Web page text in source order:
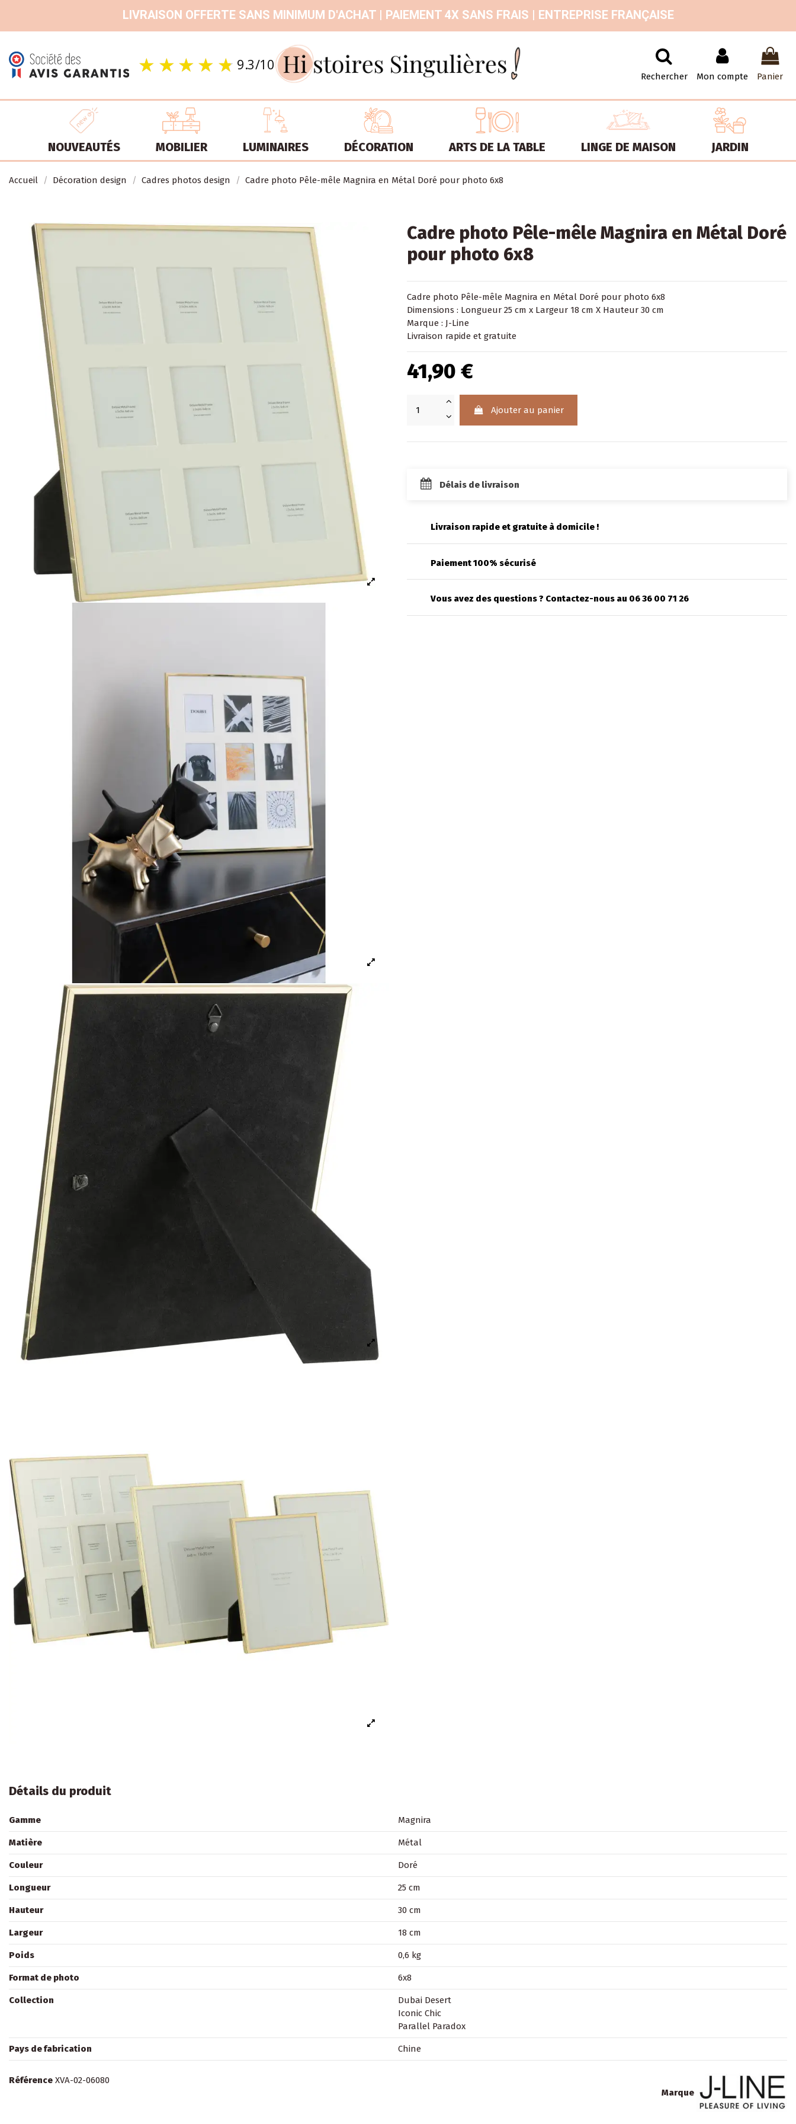
LIVRAISON OFFERTE SANS MINIMUM D'ACHAT | PAIEMENT 4X SANS FRAIS | ENTREPRISE FRANÇAISE
9.3/10 Rechercher Mon compte Panier
NOUVEAUTÉS MOBILIER LUMINAIRES DÉCORATION ARTS DE LA TABLE LINGE DE MAISON JARDIN
Accueil Décoration design Cadres photos design Cadre photo Pêle-mêle Magnira en Métal Doré pour photo 6x8
Cadre photo Pêle-mêle Magnira en Métal Doré
pour photo 6x8
Cadre photo Pêle-mêle Magnira en Métal Doré pour photo 6x8
Dimensions : Longueur 25 cm x Largeur 18 cm X Hauteur 30 cm
Marque : J-Line
Livraison rapide et gratuite
41,90 €
Ajouter au panier
Délais de livraison
Livraison rapide et gratuite à domicile !
Paiement 100% sécurisé
Vous avez des questions ? Contactez-nous au 06 36 00 71 26
Détails du produit
Gamme Magnira
Matière Métal
Couleur Doré
Longueur 25 cm
Hauteur 30 cm
Largeur 18 cm
Poids 0,6 kg
Format de photo 6x8
Collection
Dubai Desert
Iconic Chic
Parallel Paradox
Pays de fabrication Chine
Marque
Référence XVA-02-06080